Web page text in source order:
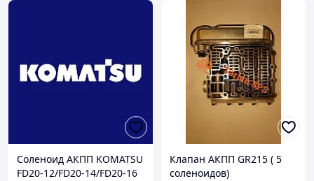
Соленоид АКПП KOMATSU
FD20-12/FD20-14/FD20-16
Клапан АКПП GR215 ( 5
соленоидов)